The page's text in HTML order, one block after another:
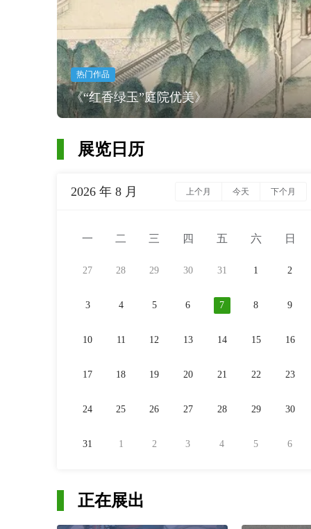
热门作品
《“红香绿玉”庭院优美》
展览日历
2026 年 8 月 上个月 今天 下个月
一 二 三 四 五 六 日
27 28 29 30 31 1 2
3 4 5 6 7 8 9
10 11 12 13 14 15 16
17 18 19 20 21 22 23
24 25 26 27 28 29 30
31 1 2 3 4 5 6
正在展出